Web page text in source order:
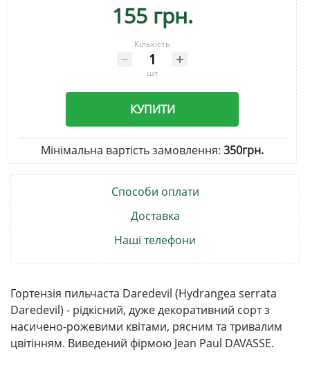
155 грн.
Кількість
шт
КУПИТИ
Мінімальна вартість замовлення: 350грн.
Способи оплати
Доставка
Наші телефони
Гортензія пильчаста Daredevil (Hydrangea serrata
Daredevil) - рідкісний, дуже декоративний сорт з
насичено-рожевими квітами, рясним та тривалим
цвітінням. Виведений фірмою Jean Paul DAVASSE.